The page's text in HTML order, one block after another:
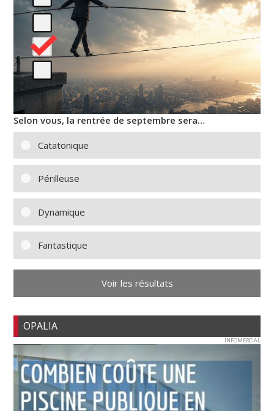
Selon vous, la rentrée de septembre sera…
Catatonique
Périlleuse
Dynamique
Fantastique
Voir les résultats
OPALIA
INFOMERCIAL